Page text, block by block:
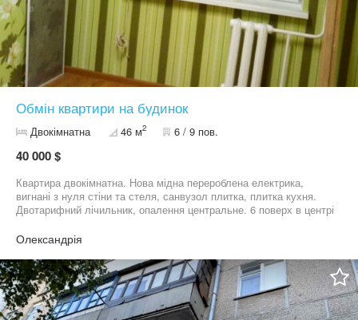
Обмін квартири на будинок
Двокімнатна 46 м2 6 / 9 пов.
40 000 $
Квартира двокімнатна. Нова мідна перероблена електрика,
вигнані з нуля стіни та стеля, санвузол плитка, плитка кухня.
Двотарифний лічильник, опалення центральне. 6 поверх в центрі
розглядаємо варіанти. Не продаж
Олександрія